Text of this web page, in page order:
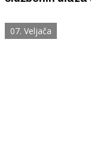
07. Veljača